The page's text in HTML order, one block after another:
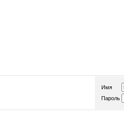
Имя
Пароль